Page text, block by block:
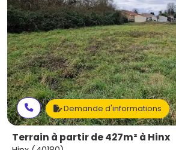
Demande d'informations
Terrain à partir de 427m² à Hinx